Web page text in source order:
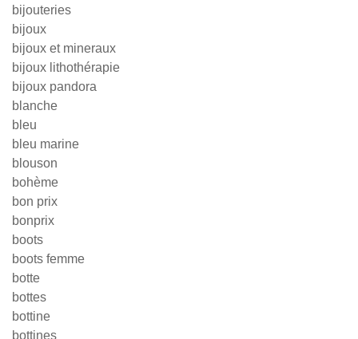
bijouteries
bijoux
bijoux et mineraux
bijoux lithothérapie
bijoux pandora
blanche
bleu
bleu marine
blouson
bohème
bon prix
bonprix
boots
boots femme
botte
bottes
bottine
bottines